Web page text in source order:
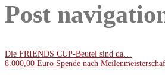
Post
Die FRIENDS CUP-Beutel sind da…
8.000,00 Euro Spende nach